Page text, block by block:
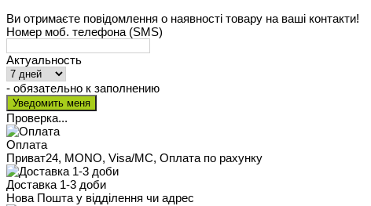
Ви отримаєте повідомлення о наявності товару на ваші контакти!
Номер моб. телефона (SMS)
Актуальность
- обязательно к заполнению
Проверка...
Оплата
Приват24, MONO, Visa/MC, Оплата по рахунку
Доставка 1-3 доби
Нова Пошта у відділення чи адрес